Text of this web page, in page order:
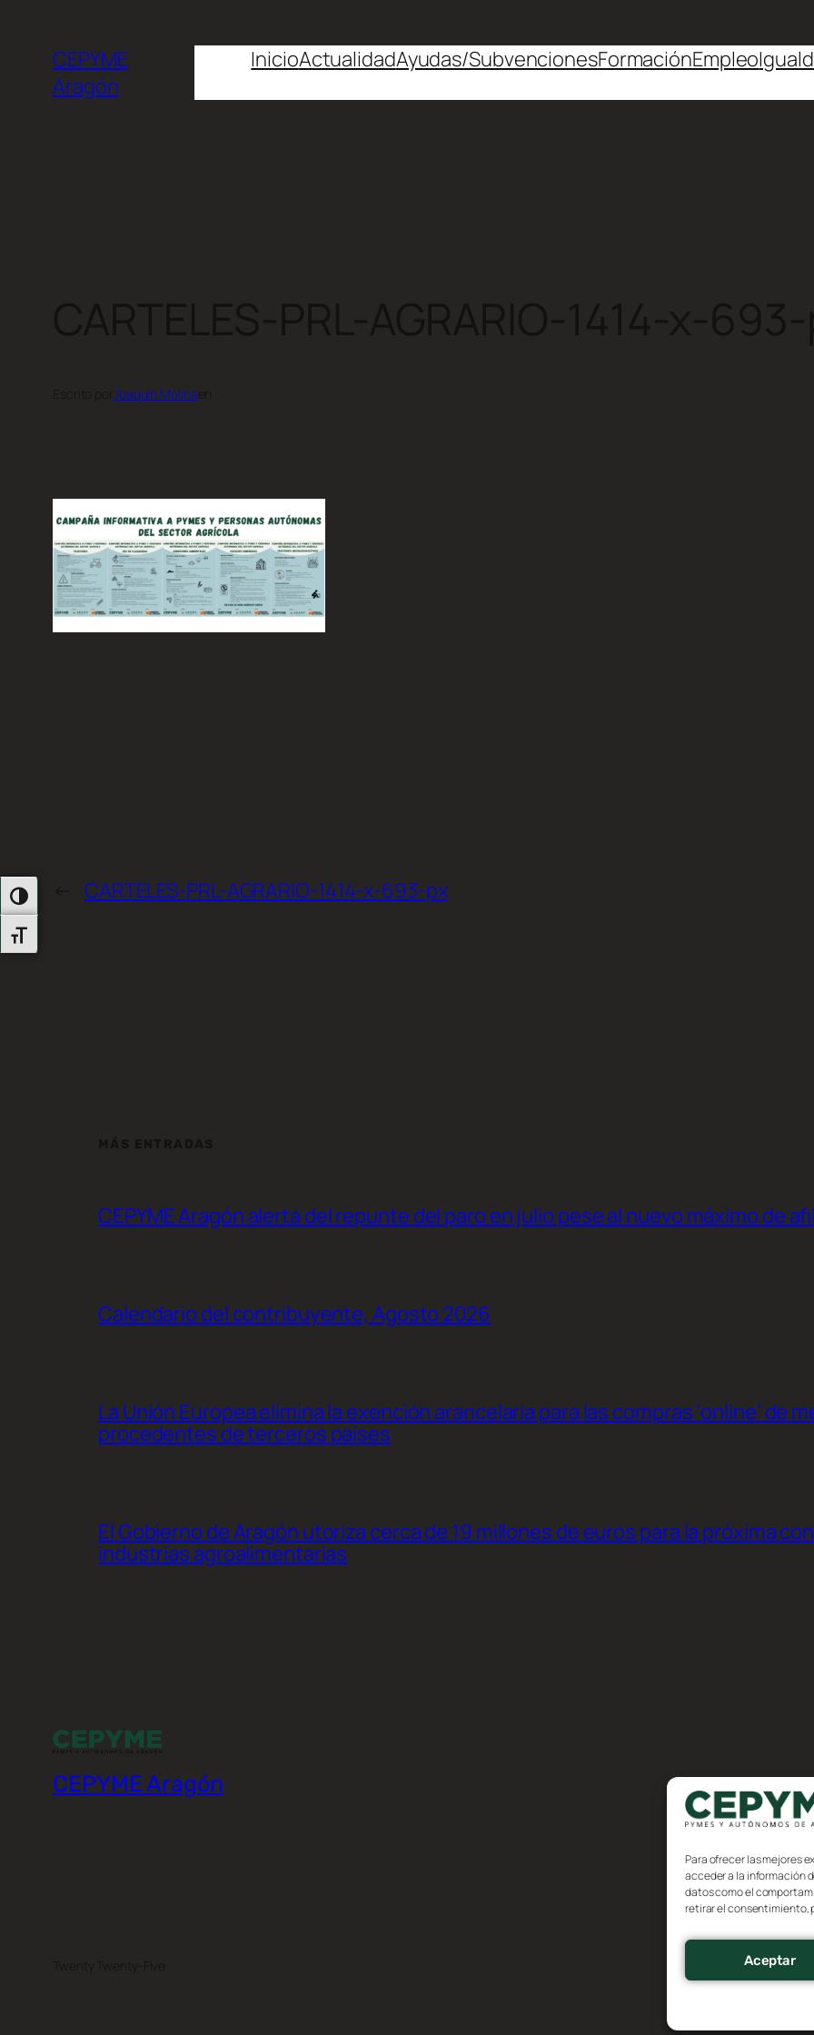
Para ofrecer las mejores
acceder a la información
datos como el
retirar el consentimiento,
Aceptar
Alternar Alto Contraste
Alternar Tamaño De Letra
CEPYME
Aragón
InicioActualidadAyudas/SubvencionesFormaciónEmpleo
Joaquín Molina
CARTELES-PRL-AGRARIO-1414-x-693-px
CEPYME Aragón alerta del repunte del paro en julio pese al nuevo máximo de
Calendario del contribuyente, Agosto 2026
La Unión Europea elimina la exención arancelaria para las compras ‘online’ de
procedentes de terceros países
El Gobierno de Aragón utoriza cerca de 19 millones de euros para la próxima
industrias agroalimentarias
CEPYME Aragón